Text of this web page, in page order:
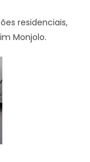
residenciais,
Monjolo.